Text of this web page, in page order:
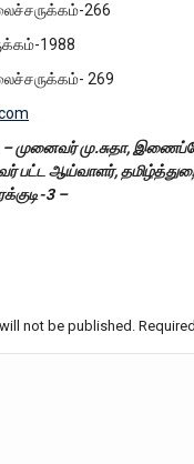
266
1988
269
முனைவர் மு.சுதா,
பட்ட ஆய்வாளர்,
3 –
not be published.